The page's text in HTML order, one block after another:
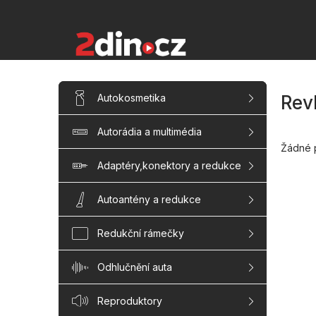
P
s
r
n
í
l
Přeskočit
kategorieAutokosmetika
Autorádia a multimédia
Adaptéry,konektory a redukce
Autoantény a redukce
Redukční rámečky
Odhlučnění auta
Reproduktory
Žádné